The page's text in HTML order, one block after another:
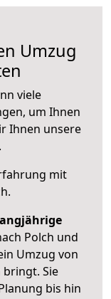
Umzug
viele
um Ihnen
Ihnen unsere
mit
.
Polch und
Umzug von
bringt. Sie
bis hin